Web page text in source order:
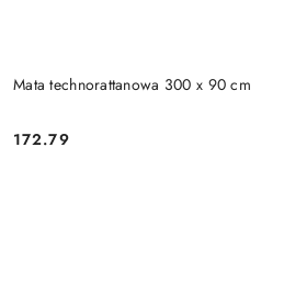
Mata technorattanowa 300 x 90 cm
Cena:
172.79